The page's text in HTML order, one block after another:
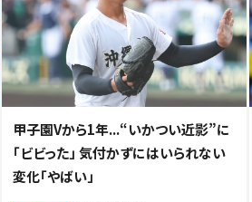
甲子園Vから1年...“いかつい近影”に
「ビビった」 気付かずにはいられない
変化「やばい」